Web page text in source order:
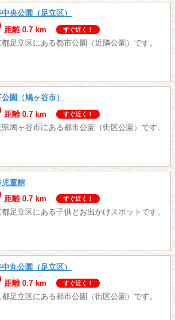
央公園（足立区）
距離 0.7 km
すぐ近く！
足立区にある都市公園（近隣公園）です。
園（鳩ヶ谷市）
距離 0.7 km
すぐ近く！
鳩ヶ谷市にある都市公園（街区公園）です。
児童館
距離 0.7 km
すぐ近く！
足立区にある子供とお出かけスポットです。
中丸公園（足立区）
距離 0.7 km
すぐ近く！
足立区にある都市公園（街区公園）です。